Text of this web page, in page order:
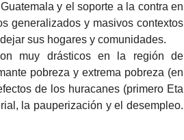
y el soporte a la contra en
generalizados y masivos contextos
sus hogares y comunidades.
muy drásticos en la región de
pobreza y extrema pobreza (en
de los huracanes (primero Eta
la pauperización y el desempleo.